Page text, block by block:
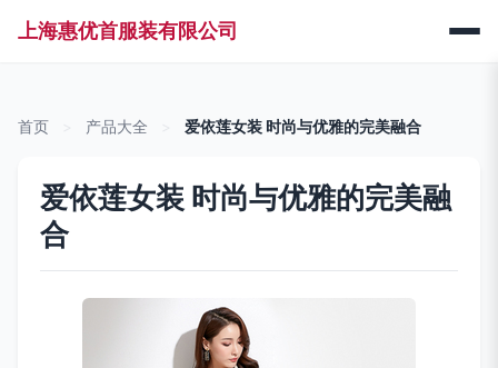
上海惠优首服装有限公司
首页 产品大全 爱依莲女装 时尚与优雅的完美融合
爱依莲女装 时尚与优雅的完美融
合